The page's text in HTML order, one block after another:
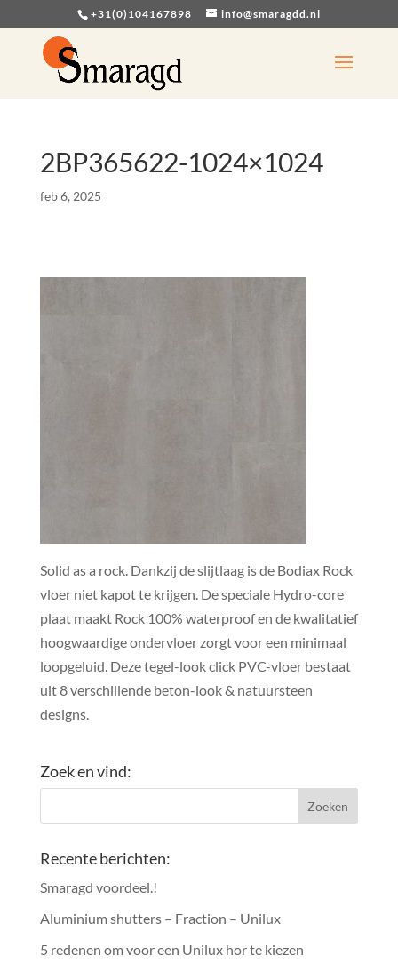
+31(0)104167898 info@smaragdd.nl
2BP365622-1024×1024
feb 6, 2025
Solid as a rock. Dankzij de slijtlaag is de Bodiax Rock
vloer niet kapot te krijgen. De speciale Hydro-core
plaat maakt Rock 100% waterproof en de kwalitatief
hoogwaardige ondervloer zorgt voor een minimaal
loopgeluid. Deze tegel-look click PVC-vloer bestaat
uit 8 verschillende beton-look & natuursteen
designs.
Zoek en vind:
Recente berichten:
Smaragd voordeel.!
Aluminium shutters – Fraction – Unilux
5 redenen om voor een Unilux hor te kiezen